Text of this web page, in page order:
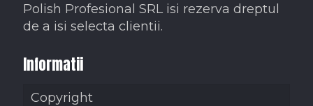
Polish Profesional SRL isi rezerva dreptul
de a isi selecta clientii.
Informatii
Copyright